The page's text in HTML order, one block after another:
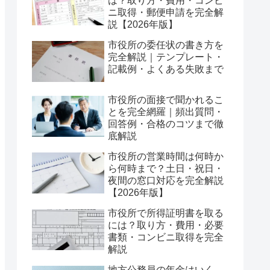
ニ取得・郵便申請を完全解
説【2026年版】
市役所の委任状の書き方を
完全解説｜テンプレート・
記載例・よくある失敗まで
市役所の面接で聞かれるこ
とを完全網羅｜頻出質問・
回答例・合格のコツまで徹
底解説
市役所の営業時間は何時か
ら何時まで？土日・祝日・
夜間の窓口対応を完全解説
【2026年版】
市役所で所得証明書を取る
には？取り方・費用・必要
書類・コンビニ取得を完全
解説